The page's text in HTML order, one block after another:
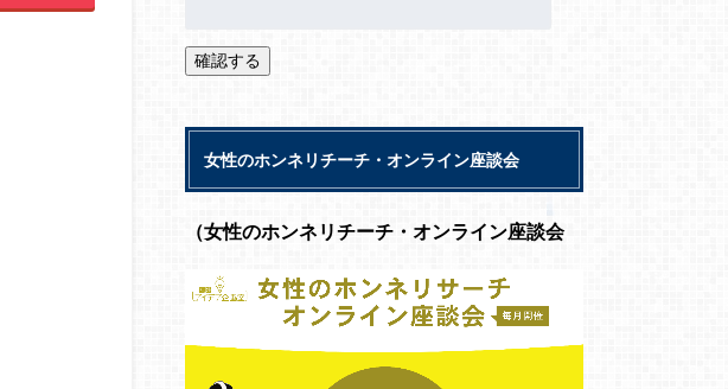
女性のホンネリチーチ・オンライン座談会
（女性のホンネリチーチ・オンライン座談会